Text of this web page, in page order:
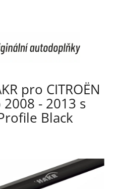
pro CITROËN
2008 - 2013 s
Black